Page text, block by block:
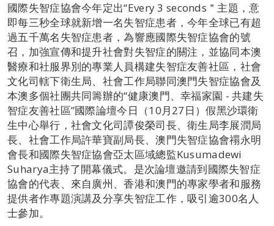
國際失智症協會今年定出“Every 3 seconds＂主題，意
即每三秒全球就新增一名失智症患者，今年全球已有超
過五千萬名失智症患者，為響應國際失智症協會的號
召，加強宣傳和提升社會對失智症的關注，並協同本澳
醫療和社服界別的專業人員構建失智症友善社區，社會
文化司轄下衛生局、社會工作局聯同澳門失智症協會及
本澳多個社團共同籌辦的“健康澳門、幸福家園 - 共建失
智症友善社區”國際論壇今日（10月27日）假黑沙環衛
生中心舉行，社會文化司譚俊榮司長、衛生局李展潤局
長、社會工作局許華寶副局長、澳門失智症協會禤永明
會長和國際失智症協會亞太區域總監Kusumadewi
Suharya主持了開幕儀式。是次論壇邀請到國際失智症
協會的代表、來自廣州、香港和澳門的專家學者和服務
提供者作專題演講及分享失智症工作，吸引逾300名人
士參加。